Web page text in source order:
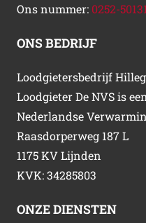
Ons nummer: 0252-
ONS BEDRIJF
Loodgietersbedrijf
Loodgieter De NVS is
Nederlandse
Raasdorperweg 187 L
1175 KV Lijnden
KVK: 34285803
ONZE DIENSTEN